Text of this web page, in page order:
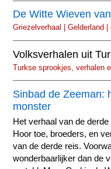
De Witte Wieven
Griezelverhaal | Gelderland |
Volksverhalen uit
Turkse sprookjes, verhalen
Sinbad de Zeeman:
monster
Het verhaal van de
Hoor toe, broeders, en
van de derde reis.
wonderbaarlijker dan de